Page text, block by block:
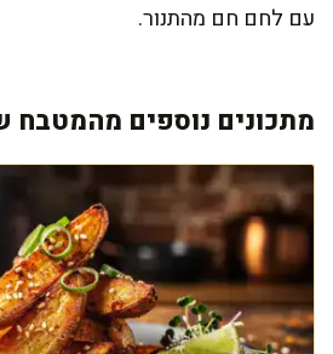
עם לחם חם מהתנור.
מתכונים נוספים מהמטבח